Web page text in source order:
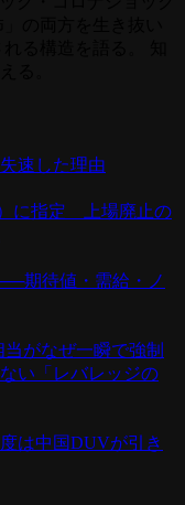
速した理由
）に指定 上場廃止の
期待値・需給・ノ
がなぜ一瞬で強制
い「レバレッジの
は中国DUVが引き